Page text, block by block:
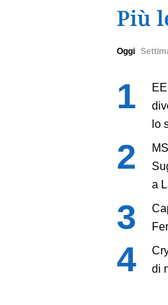
Più
Oggi
lo
a
di